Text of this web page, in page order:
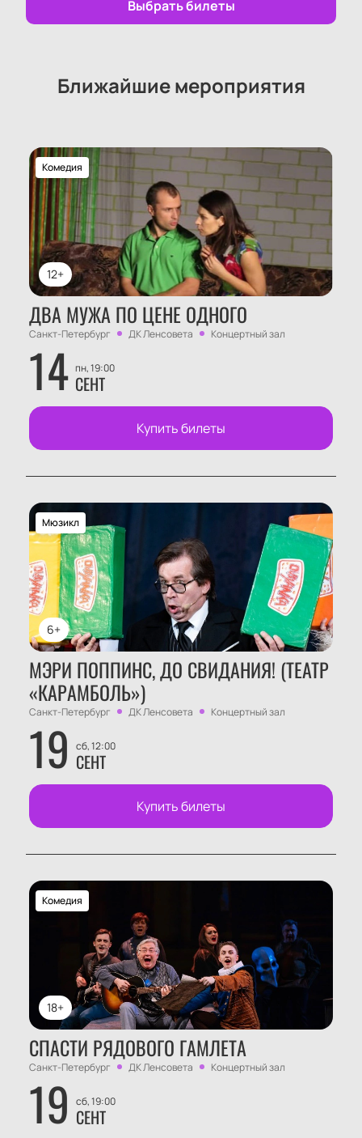
волшебных дыхания».
Выбрать билеты
Ближайшие мероприятия
12+
Комедия
ДВА МУЖА ПО ЦЕНЕ ОДНОГО
Санкт-Петербург ДК Ленсовета Концертный зал
14 пн, 19:00
СЕНТ
Купить билеты
6+
Мюзикл
МЭРИ ПОППИНС, ДО СВИДАНИЯ! (ТЕАТР
«КАРАМБОЛЬ»)
Санкт-Петербург ДК Ленсовета Концертный зал
19 сб, 12:00
СЕНТ
Купить билеты
18+
Комедия
СПАСТИ РЯДОВОГО ГАМЛЕТА
Санкт-Петербург ДК Ленсовета Концертный зал
19 сб, 19:00
СЕНТ